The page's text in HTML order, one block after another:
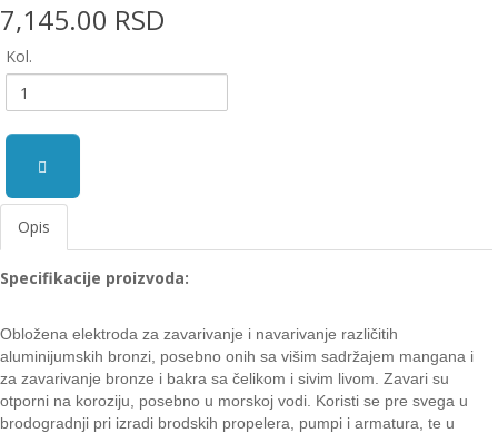
aparati
za
zavarivanje
Prenosni
računari
Pribor
za
zavarivanje
Alati
radionica
7,145.00 RSD
Kol.
Opis
Specifikacije proizvoda:
Obložena elektroda za zavarivanje i navarivanje različitih
aluminijumskih bronzi, posebno onih sa višim sadržajem mangana i
za zavarivanje bronze i bakra sa čelikom i sivim livom. Zavari su
otporni na koroziju, posebno u morskoj vodi. Koristi se pre svega u
brodogradnji pri izradi brodskih propelera, pumpi i armatura, te u